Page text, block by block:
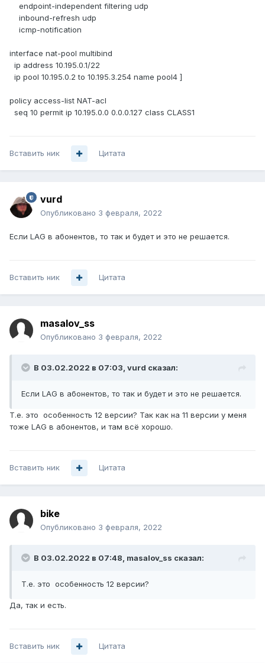
endpoint-independent filtering udp
inbound-refresh udp
icmp-notification
interface nat-pool multibind
ip address 10.195.0.1/22
ip pool 10.195.0.2 to 10.195.3.254 name pool4 ]
policy access-list NAT-acl
seq 10 permit ip 10.195.0.0 0.0.0.127 class CLASS1
Вставить ник Цитата
vurd
Опубликовано 3 февраля, 2022
Если LAG в абонентов, то так и будет и это не решается.
Вставить ник Цитата
masalov_ss
Опубликовано 3 февраля, 2022
В 03.02.2022 в 07:03, vurd сказал:
Если LAG в абонентов, то так и будет и это не решается.
Т.е. это особенность 12 версии? Так как на 11 версии у меня
тоже LAG в абонентов, и там всё хорошо.
Вставить ник Цитата
bike
Опубликовано 3 февраля, 2022
В 03.02.2022 в 07:48, masalov_ss сказал:
Т.е. это особенность 12 версии?
Да, так и есть.
Вставить ник Цитата